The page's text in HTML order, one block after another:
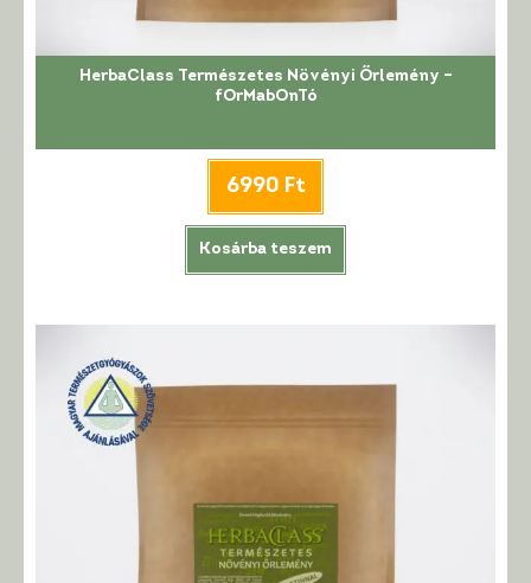
HerbaClass Természetes Növényi Őrlemény –
fOrMabOnTó
6990 Ft
Kosárba teszem